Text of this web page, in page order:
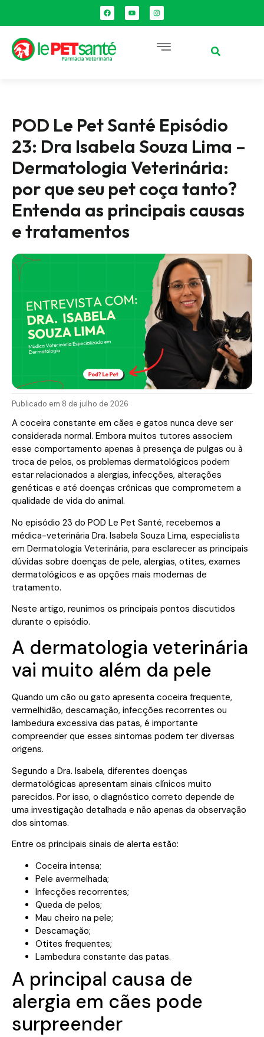
POD Le Pet Santé Episódio
23: Dra Isabela Souza Lima –
Dermatologia Veterinária:
por que seu pet coça tanto?
Entenda as principais causas
e tratamentos
Publicado em 8 de julho de 2026
A coceira constante em cães e gatos nunca deve ser
considerada normal. Embora muitos tutores associem
esse comportamento apenas à presença de pulgas ou à
troca de pelos, os problemas dermatológicos podem
estar relacionados a alergias, infecções, alterações
genéticas e até doenças crônicas que comprometem a
qualidade de vida do animal.
No episódio 23 do POD Le Pet Santé, recebemos a
médica-veterinária Dra. Isabela Souza Lima, especialista
em Dermatologia Veterinária, para esclarecer as principais
dúvidas sobre doenças de pele, alergias, otites, exames
dermatológicos e as opções mais modernas de
tratamento.
Neste artigo, reunimos os principais pontos discutidos
durante o episódio.
A dermatologia veterinária
vai muito além da pele
Quando um cão ou gato apresenta coceira frequente,
vermelhidão, descamação, infecções recorrentes ou
lambedura excessiva das patas, é importante
compreender que esses sintomas podem ter diversas
origens.
Segundo a Dra. Isabela, diferentes doenças
dermatológicas apresentam sinais clínicos muito
parecidos. Por isso, o diagnóstico correto depende de
uma investigação detalhada e não apenas da observação
dos sintomas.
Entre os principais sinais de alerta estão:
Coceira intensa;
Pele avermelhada;
Infecções recorrentes;
Queda de pelos;
Mau cheiro na pele;
Descamação;
Otites frequentes;
Lambedura constante das patas.
A principal causa de
alergia em cães pode
surpreender